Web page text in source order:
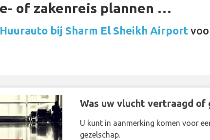
of zakenreis plannen …
Huurauto bij Sharm El Sheikh Airport
Was uw vlucht vertraagd of
U kunt in aanmerking komen voor
gezelschap.